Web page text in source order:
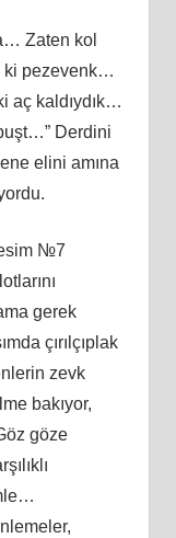
Zaten kol
ki pezevenk…
aç kaldıydık…
Derdini
elini amına
№7
gerek
çırılçıplak
zevk
bakıyor,
göze